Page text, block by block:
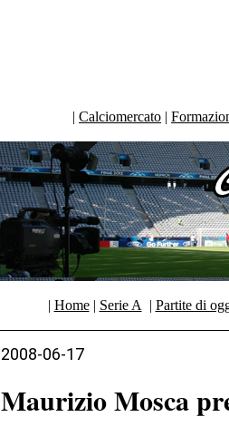
| Calciomercato |
| Home| Serie A | Partite di
2008-06-17
Maurizio Mosca